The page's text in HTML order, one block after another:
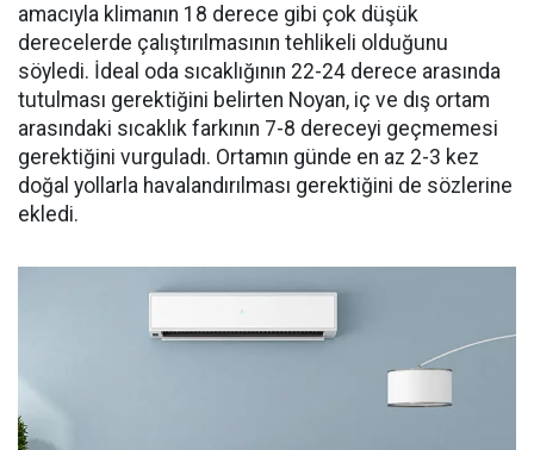
amacıyla klimanın 18 derece gibi çok düşük
derecelerde çalıştırılmasının tehlikeli olduğunu
söyledi. İdeal oda sıcaklığının 22-24 derece arasında
tutulması gerektiğini belirten Noyan, iç ve dış ortam
arasındaki sıcaklık farkının 7-8 dereceyi geçmemesi
gerektiğini vurguladı. Ortamın günde en az 2-3 kez
doğal yollarla havalandırılması gerektiğini de sözlerine
ekledi.